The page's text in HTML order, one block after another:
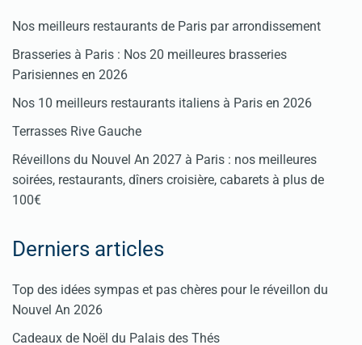
Nos meilleurs restaurants de Paris par arrondissement
Brasseries à Paris : Nos 20 meilleures brasseries
Parisiennes en 2026
Nos 10 meilleurs restaurants italiens à Paris en 2026
Terrasses Rive Gauche
Réveillons du Nouvel An 2027 à Paris : nos meilleures
soirées, restaurants, dîners croisière, cabarets à plus de
100€
Derniers articles
Top des idées sympas et pas chères pour le réveillon du
Nouvel An 2026
Cadeaux de Noël du Palais des Thés